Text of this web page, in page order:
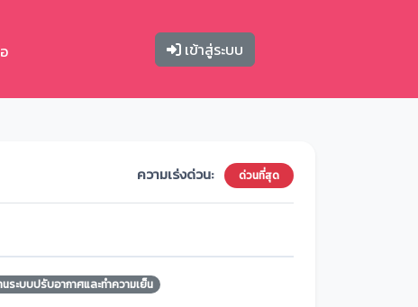
เข้าสู่ระบบ
ความเร่งด่วน: ด่วนที่สุด
นระบบปรับอากาศและทำความเย็น